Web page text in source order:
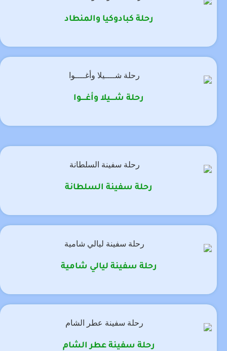
رحلة كبادوكيا والمنطاد
رحلة شــــيلا وأغــــوا
رحلة سفينة السلطانة
رحلة سفينة ليالي شامية
رحلة سفينة عطر الشام